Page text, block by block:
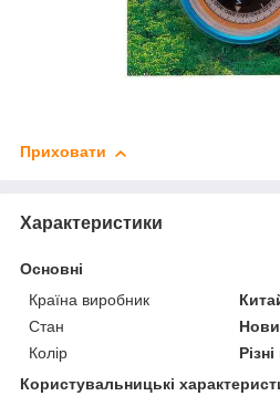
Приховати
Характеристики
Основні
Країна виробник
Стан
Колір
Користувальницькі